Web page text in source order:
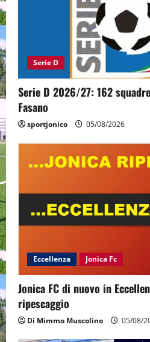
Serie D
Serie D 2026/27: 162
Fasano
sportjonico 05/08/2026
Eccellenza Jonica Fc
Jonica FC di nuovo in
ripescaggio
Di Mimmo Muscolino 05/08/